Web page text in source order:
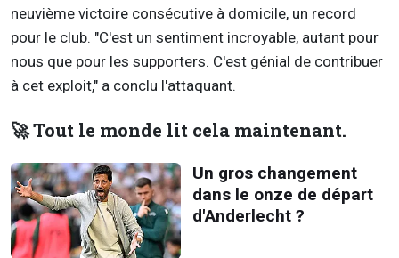
neuvième victoire consécutive à domicile, un record
pour le club. "C'est un sentiment incroyable, autant pour
nous que pour les supporters. C'est génial de contribuer
à cet exploit," a conclu l'attaquant.
🚀 Tout le monde lit cela maintenant.
Un gros changement
dans le onze de départ
d'Anderlecht ?